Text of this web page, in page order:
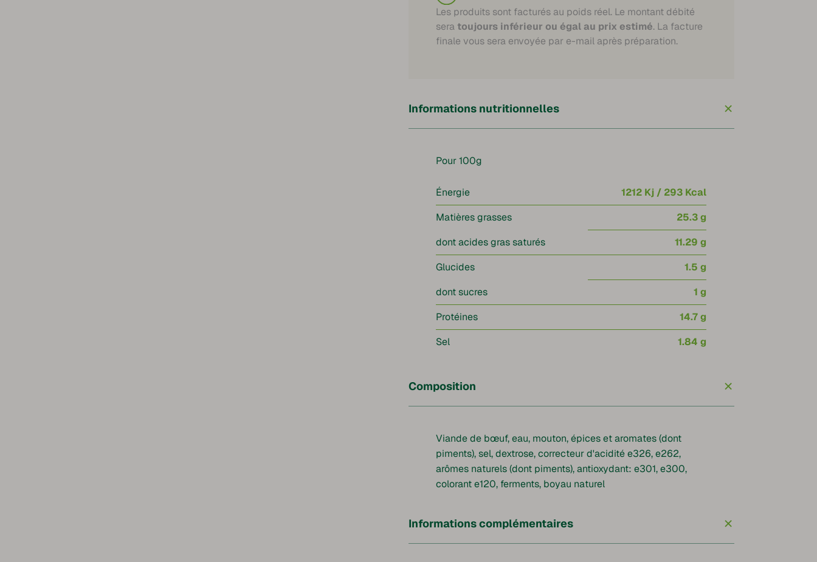
Les produits sont facturés au poids réel. Le montant débité
sera toujours inférieur ou égal au prix estimé. La facture
finale vous sera envoyée par e-mail après préparation.
Informations nutritionnelles +
Pour 100g
Énergie
1212 Kj / 293 Kcal
Matières grasses
25.3 g
dont acides gras saturés
11.29 g
Glucides
1.5 g
dont sucres
1 g
Protéines
14.7 g
Sel
1.84 g
Composition +
Viande de bœuf, eau, mouton, épices et aromates (dont
piments), sel, dextrose, correcteur d'acidité e326, e262,
arômes naturels (dont piments), antioxydant: e301, e300,
colorant e120, ferments, boyau naturel
Informations complémentaires +